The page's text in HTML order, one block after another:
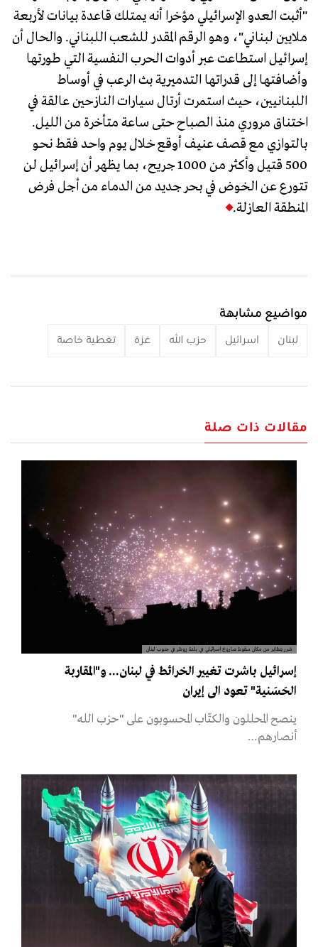
"أثبت العدو الإسرائيلي مؤخرا أنه يمتلك قاعدة بيانات لأربعة
ملايين لبناني"، وهو الرقم المقدر للشعب اللبناني. والحال أن
إسرائيل استطاعت عبر أدوات الحرب النفسية التي طورتها
وأضافتها إلى قدراتها التدميرية بث الرعب في أوساط
اللبنانيين، حيث استمرت أرتال سيارات النازحين عالقة في
اختناق مروري منذ الصباح حتى ساعة متأخرة من الليل.
بالتوازي مع قصف عنيف أوقع خلال يوم واحد فقط نحو
500 قتيل وأكثر من 1000 جريح، بما يظهر أن إسرائيل لن
تتورع عن الخوض في بحر جديد من الدماء من أجل فرض
المنطقة العازلة.
مواضيع مشابهة
لبنان اسرائيل حزب الله غزة تغطية خاصة
مقالات ذات صلة
شرر يتطاير من مكان سقوط صاروخ اسرائيلي في بلدة زوطر في جنوب لبنان
إسرائيل باشرت تغيير الخرائط في لبنان... و"المقاربة
الحَسَنية" تعود الى إيران
ينصح المحللون والكتّاب المحسوبون على "حزب الله"
أنصارهم…